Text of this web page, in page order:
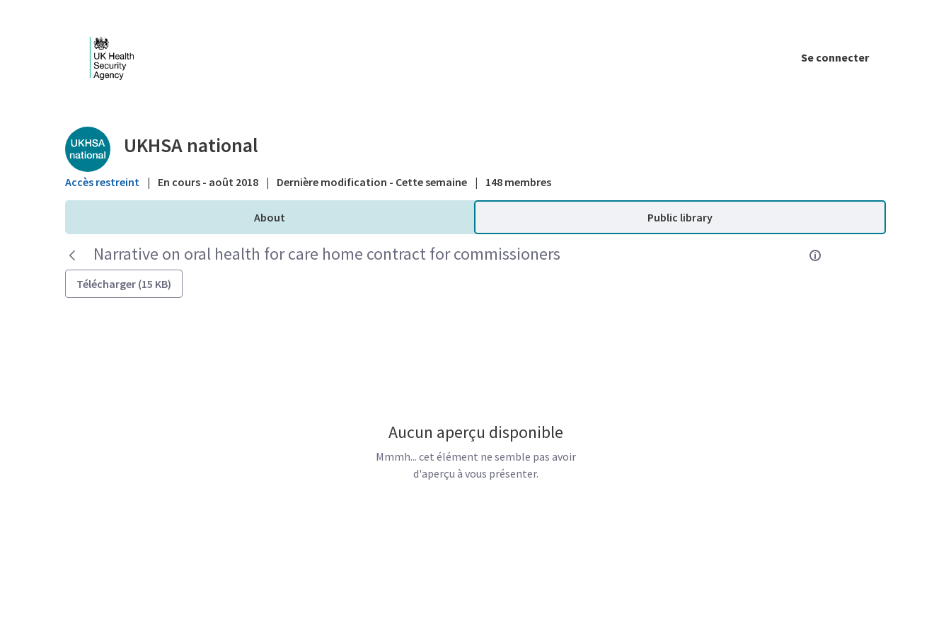
Se connecter
Public library - UKHSA national
UKHSA national
Accès restreint | En cours - août 2018 | Dernière modification - Cette semaine | 148 membres
About Public library
Narrative on oral health for care home contract for commissioners
Télécharger (15 KB)
Aucun aperçu disponible
Mmmh... cet élément ne semble pas avoir
d'aperçu à vous présenter.